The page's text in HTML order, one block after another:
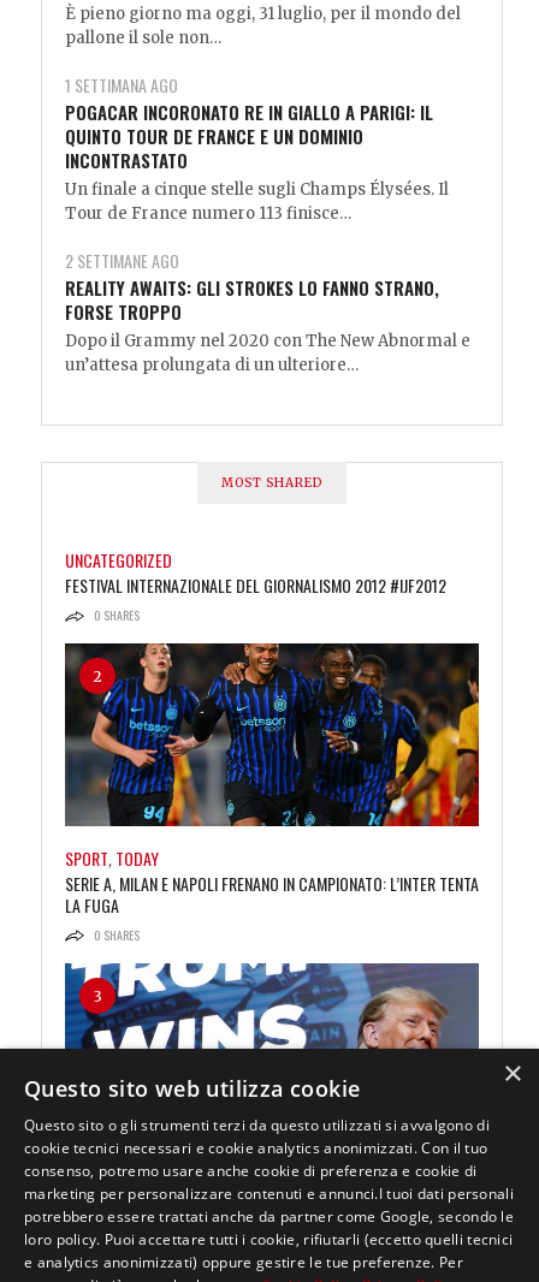
È pieno giorno ma oggi, 31 luglio, per il mondo del
pallone il sole non…
1 SETTIMANA AGO
POGACAR INCORONATO RE IN GIALLO A PARIGI: IL
QUINTO TOUR DE FRANCE E UN DOMINIO
INCONTRASTATO
Un finale a cinque stelle sugli Champs Élysées. Il
Tour de France numero 113 finisce…
2 SETTIMANE AGO
REALITY AWAITS: GLI STROKES LO FANNO STRANO,
FORSE TROPPO
Dopo il Grammy nel 2020 con The New Abnormal e
un’attesa prolungata di un ulteriore…
MOST SHARED
1
UNCATEGORIZED
FESTIVAL INTERNAZIONALE DEL GIORNALISMO 2012 #IJF2012
0 SHARES
2
SPORT,TODAY
SERIE A, MILAN E NAPOLI FRENANO IN CAMPIONATO: L’INTER TENTA
LA FUGA
0 SHARES
3
ELEZIONI PRESIDENZIALI USA, ESTERI, TODAY - MONDO
USA 2024, TRUMP A VALANGA IN IOWA: OLTRE IL 50% DEI VOTI
SHARES
×
Questo sito web utilizza cookie
Questo sito o gli strumenti terzi da questo utilizzati si avvalgono di
cookie tecnici necessari e cookie analytics anonimizzati. Con il tuo
consenso, potremo usare anche cookie di preferenza e cookie di
marketing per personalizzare contenuti e annunci.I tuoi dati personali
potrebbero essere trattati anche da partner come Google, secondo le
loro policy. Puoi accettare tutti i cookie, rifiutarli (eccetto quelli tecnici
e analytics anonimizzati) oppure gestire le tue preferenze. Per